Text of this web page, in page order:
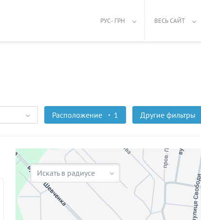
РУС - ГРН ВЕСЬ САЙТ
Расположение 1 Другие фильтры
Искать в радиусе